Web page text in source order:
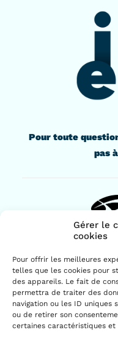
Gérer le
cookies
Pour offrir les meilleures
telles que les cookies pour
des appareils. Le fait de
permettra de traiter des
navigation ou les ID uniques
ou de retirer son
certaines caractéristiques et
Pour toute
pas